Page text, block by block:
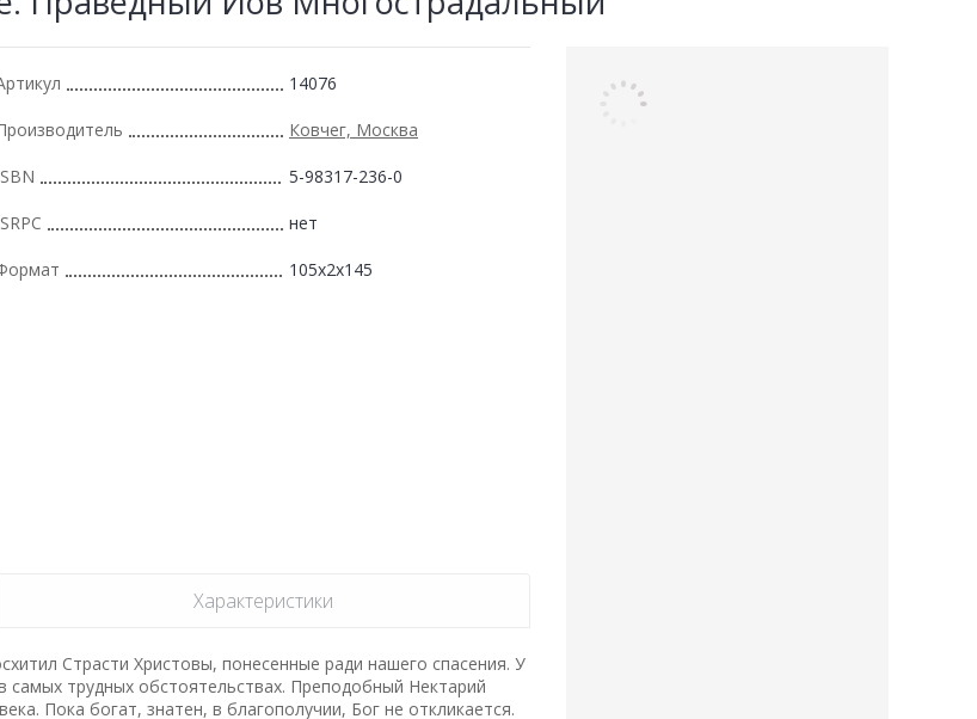
14076
Ковчег, Москва
5-98317-236-0
нет
105x2x145
Характеристики
Страсти Христовы, понесенные ради нашего спасения. У
трудных обстоятельствах. Преподобный Нектарий
Пока богат, знатен, в благополучии, Бог не откликается.